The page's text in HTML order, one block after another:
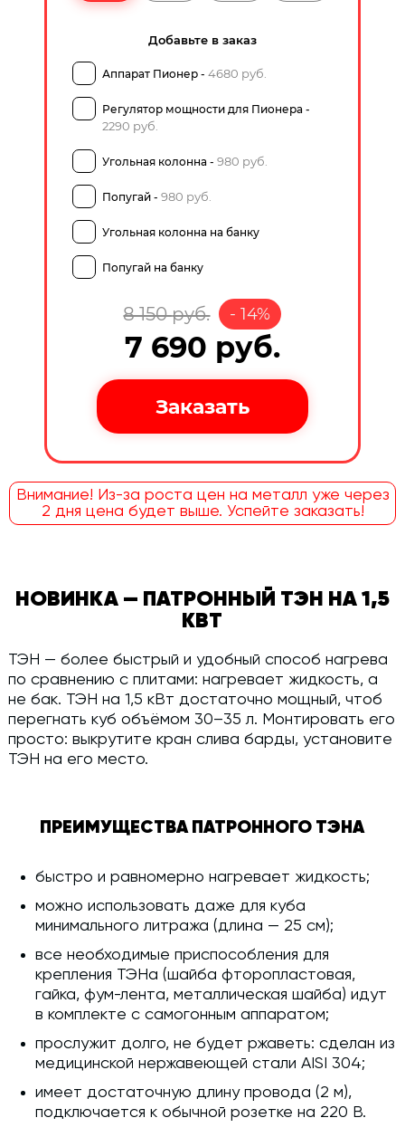
Добавьте в заказ
Аппарат Пионер - 4680 руб.
Регулятор мощности для Пионера -
2290 руб.
Угольная колонна - 980 руб.
Попугай - 980 руб.
Угольная колонна на банку
Попугай на банку
8 150руб. -14%
7 690 руб.
Внимание! Из-за роста цен на металл уже через
2 дня цена будет выше. Успейте заказать!
НОВИНКА — ПАТРОННЫЙ ТЭН НА 1,5
КВТ
ТЭН — более быстрый и удобный способ нагрева
по сравнению с плитами: нагревает жидкость, а
не бак. ТЭН на 1,5 кВт достаточно мощный, чтоб
перегнать куб объёмом 30–35 л. Монтировать его
просто: выкрутите кран слива барды, установите
ТЭН на его место.
ПРЕИМУЩЕСТВА ПАТРОННОГО ТЭНА
быстро и равномерно нагревает жидкость;
можно использовать даже для куба
минимального литража (длина — 25 см);
все необходимые приспособления для
крепления ТЭНа (шайба фторопластовая,
гайка, фум-лента, металлическая шайба) идут
в комплекте с самогонным аппаратом;
прослужит долго, не будет ржаветь: сделан из
медицинской нержавеющей стали AISI 304;
имеет достаточную длину провода (2 м),
подключается к обычной розетке на 220 В.